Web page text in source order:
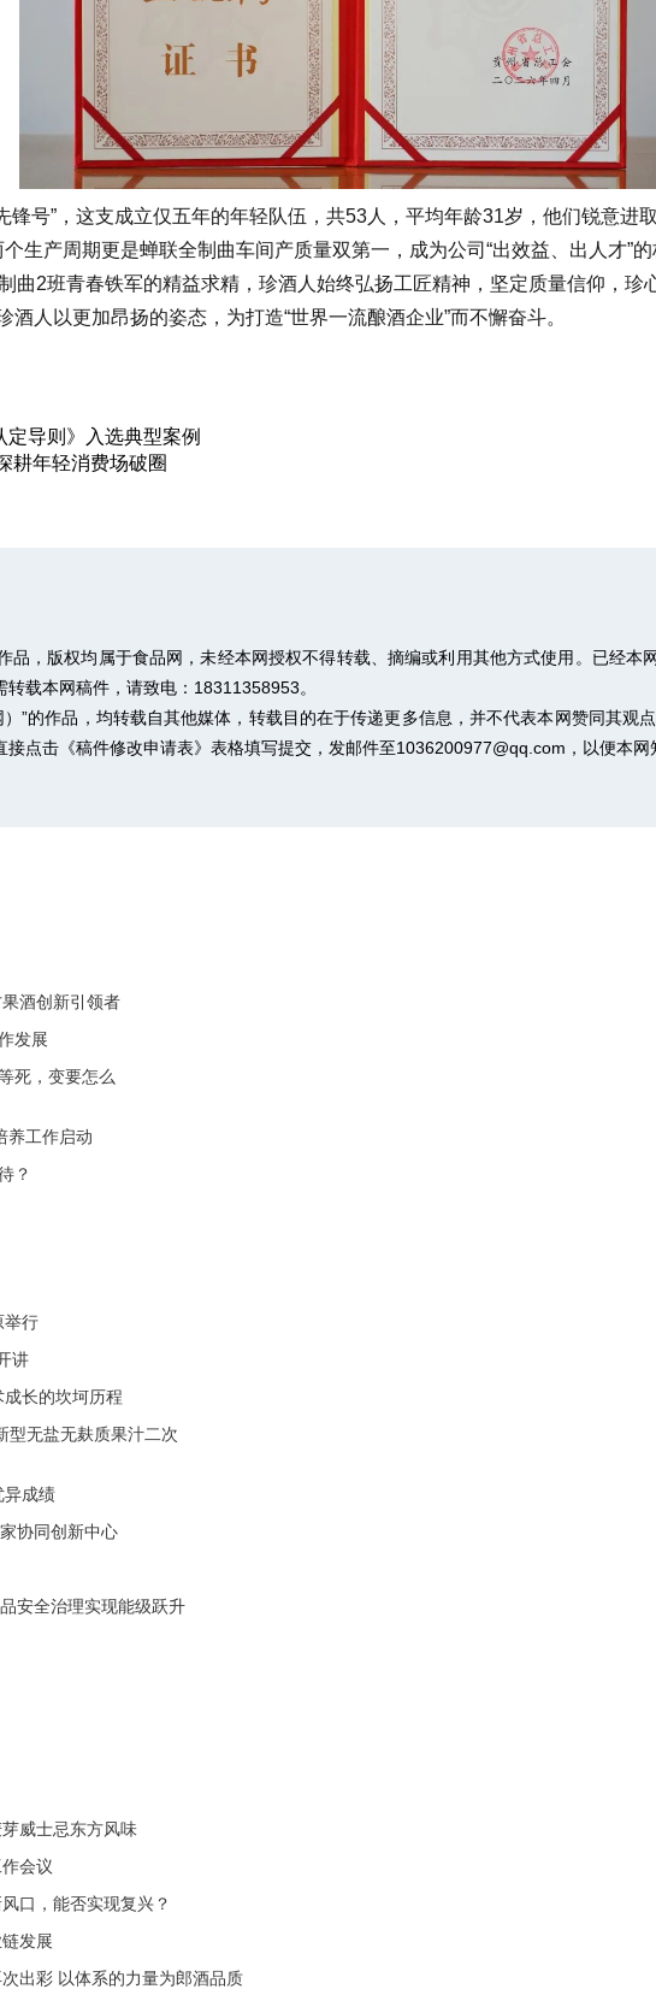
”，这支成立仅五年的年轻队伍，共53人，平均年龄31岁，他们锐意进
生产周期更是蝉联全制曲车间产质量双第一，成为公司“出效益、出人才”的
2班青春铁军的精益求精，珍酒人始终弘扬工匠精神，坚定质量信仰，珍
人以更加昂扬的姿态，为打造“世界一流酿酒企业”而不懈奋斗。
导则》入选典型案例
耕年轻消费场破圈
品，版权均属于食品网，未经本网授权不得转载、摘编或利用其他方式使用。已经本
载本网稿件，请致电：18311358953。
”的作品，均转载自其他媒体，转载目的在于传递更多信息，并不代表本网赞同其观
接点击《稿件修改申请表》 表格填写提交，发邮件至1036200977@qq.com，以便本网
酒创新引领者
发展
死，变要怎么
养工作启动
？
举行
讲
长的坎坷历程
型无盐无麸质果汁二次
异成绩
协同创新中心
安全治理实现能级跃升
威士忌东方风味
会议
口，能否实现复兴？
发展
出彩 以体系的力量为郎酒品质